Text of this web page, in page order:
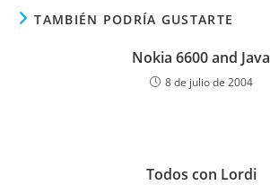
TAMBIÉN PODRÍA GUSTARTE
Nokia 6600 and Java
8 de julio de 2004
Todos con Lordi